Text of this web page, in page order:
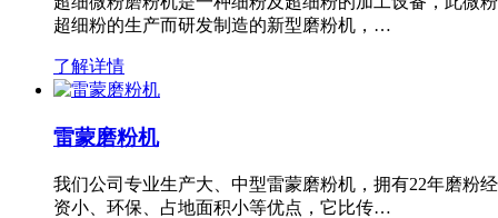
超细粉的生产而研发制造的新型磨粉机，…
了解详情
雷蒙磨粉机
我们公司专业生产大、中型雷蒙磨粉机，拥有22年磨粉
资小、环保、占地面积小等优点，它比传…